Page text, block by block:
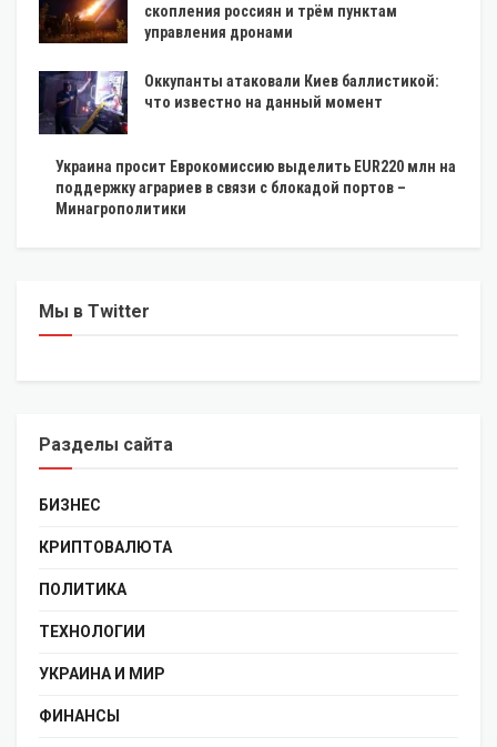
скопления россиян и трём пунктам
управления дронами
Оккупанты атаковали Киев баллистикой:
что известно на данный момент
Украина просит Еврокомиссию выделить EUR220 млн на
поддержку аграриев в связи с блокадой портов –
Минагрополитики
Мы в Twitter
Разделы сайта
БИЗНЕС
КРИПТОВАЛЮТА
ПОЛИТИКА
ТЕХНОЛОГИИ
УКРАИНА И МИР
ФИНАНСЫ